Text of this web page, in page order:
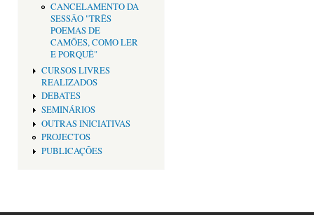
CANCELAMENTO DA
SESSÂO "TRÊS
POEMAS DE
CAMÕES, COMO LER
E PORQUÊ"
CURSOS LIVRES
REALIZADOS
DEBATES
SEMINÁRIOS
OUTRAS INICIATIVAS
PROJECTOS
PUBLICAÇÕES